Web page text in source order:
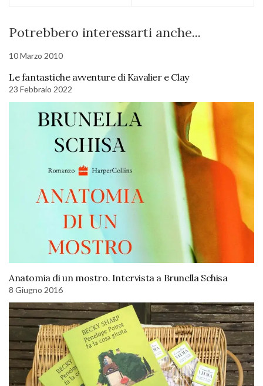
Potrebbero interessarti anche...
10 Marzo 2010
Le fantastiche avventure di Kavalier e Clay
23 Febbraio 2022
Anatomia di un mostro. Intervista a Brunella Schisa
8 Giugno 2016